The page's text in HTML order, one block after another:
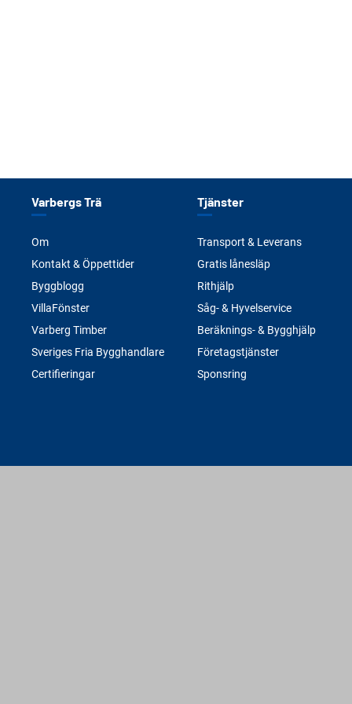
Varbergs Trä
Om
Kontakt & Öppettider
Byggblogg
VillaFönster
Varberg Timber
Sveriges Fria Bygghandlare
Certifieringar
Tjänster
Transport & Leverans
Gratis lånesläp
Rithjälp
Såg- & Hyvelservice
Beräknings- & Bygghjälp
Företagstjänster
Sponsring